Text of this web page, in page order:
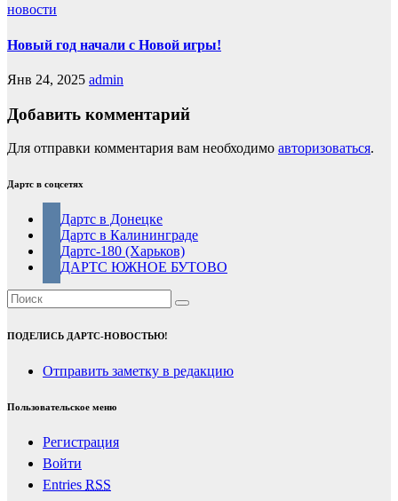
новости
Новый год начали с Новой игры!
Янв 24, 2025 admin
Добавить комментарий
Для отправки комментария вам необходимо авторизоваться.
Дартс в соцсетях
Дартс в Донецке
Дартс в Калининграде
Дартс-180 (Харьков)
ДАРТС ЮЖНОЕ БУТОВО
ПОДЕЛИСЬ ДАРТС-НОВОСТЬЮ!
Отправить заметку в редакцию
Пользовательское меню
Регистрация
Войти
Entries RSS